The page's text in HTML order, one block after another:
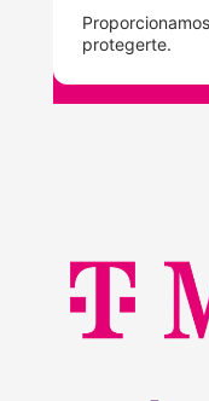
protegerte.